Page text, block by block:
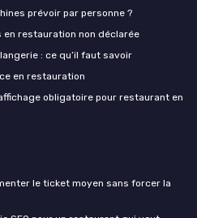
prévoir par personne ?
restauration non déclarée
: ce qu’il faut savoir
en restauration
obligatoire pour restaurant en
le ticket moyen sans forcer la